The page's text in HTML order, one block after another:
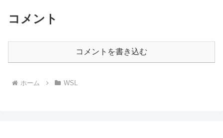
コメント
コメントを書き込む
ホーム WSL